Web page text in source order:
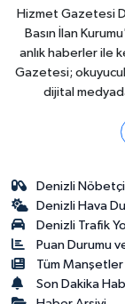
Hizmet Gazetesi
Basın İlan
anlık haberler ile
Gazetesi;
dijital
Denizli
Denizli Hava
Denizli Trafik
Puan Durumu
Tüm Manşetler
Son Dakika